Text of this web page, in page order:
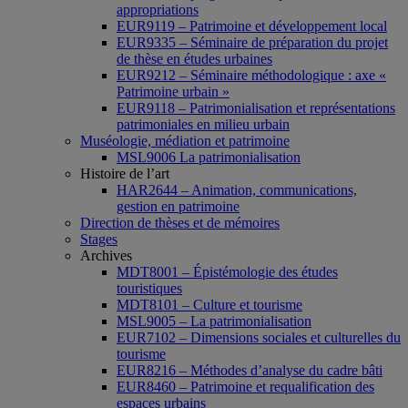
appropriations
EUR9119 – Patrimoine et développement local
EUR9335 – Séminaire de préparation du projet
de thèse en études urbaines
EUR9212 – Séminaire méthodologique : axe «
Patrimoine urbain »
EUR9118 – Patrimonialisation et représentations
patrimoniales en milieu urbain
Muséologie, médiation et patrimoine
MSL9006 La patrimonialisation
Histoire de l’art
HAR2644 – Animation, communications,
gestion en patrimoine
Direction de thèses et de mémoires
Stages
Archives
MDT8001 – Épistémologie des études
touristiques
MDT8101 – Culture et tourisme
MSL9005 – La patrimonialisation
EUR7102 – Dimensions sociales et culturelles du
tourisme
EUR8216 – Méthodes d’analyse du cadre bâti
EUR8460 – Patrimoine et requalification des
espaces urbains